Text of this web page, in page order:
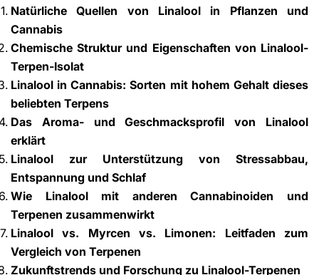
Natürliche Quellen von Linalool in Pflanzen und
Cannabis
Chemische Struktur und Eigenschaften von Linalool-
Terpen-Isolat
Linalool in Cannabis: Sorten mit hohem Gehalt dieses
beliebten Terpens
Das Aroma- und Geschmacksprofil von Linalool
erklärt
Linalool zur Unterstützung von Stressabbau,
Entspannung und Schlaf
Wie Linalool mit anderen Cannabinoiden und
Terpenen zusammenwirkt
Linalool vs. Myrcen vs. Limonen: Leitfaden zum
Vergleich von Terpenen
Zukunftstrends und Forschung zu Linalool-Terpenen